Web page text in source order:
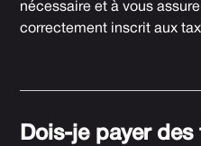
nécessaire et à vous
correctement inscrit aux
Dois-je payer des